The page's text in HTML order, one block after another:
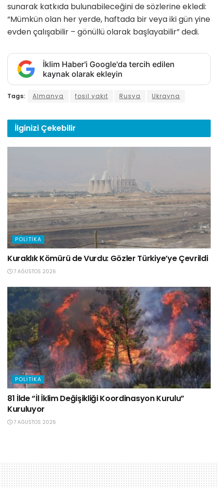
sunarak katkıda bulunabileceğini de sözlerine ekledi:
“Mümkün olan her yerde, haftada bir veya iki gün yine
evden çalışabilir – gönüllü olarak başlayabilir” dedi.
İklim Haber'i Google'da tercih edilen
kaynak olarak ekleyin
Tags: Almanya fosil yakıt Rusya Ukrayna
İlginizi Çekebilir
POLITIKA
Kuraklık Kömürü de Vurdu: Gözler Türkiye’ye Çevrildi
7 AĞUSTOS 2026
POLITIKA
81 İlde “İl İklim Değişikliği Koordinasyon Kurulu”
Kuruluyor
7 AĞUSTOS 2026